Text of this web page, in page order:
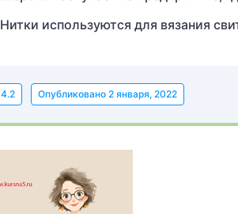
Нитки используются для вязания
4.2 Опубликовано 2 января, 2022